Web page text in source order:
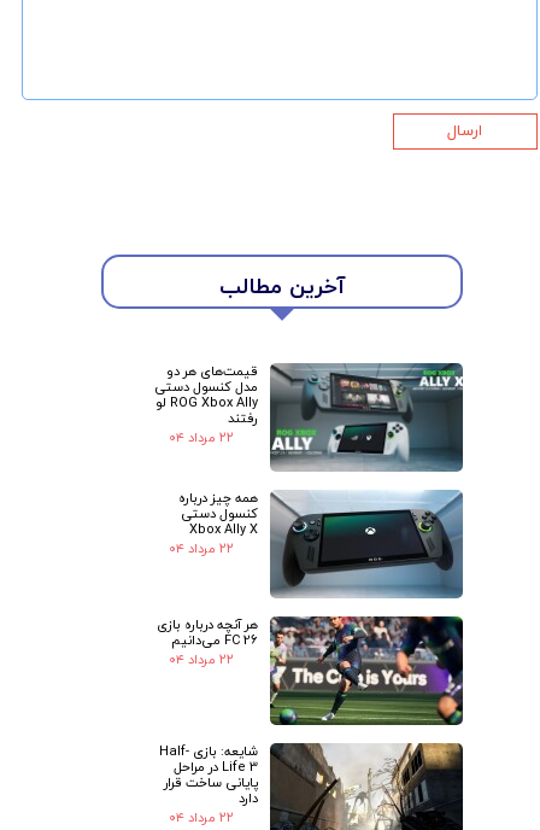
★
آخرین مطالب
قیمت‌های هر دو
مدل کنسول دستی
ROG Xbox Ally لو
رفتند
۲۲ مرداد ۰۴
همه چیز درباره
کنسول دستی
Xbox Ally X
۲۲ مرداد ۰۴
هر آنچه درباره بازی
FC 26 می‌دانیم
۲۲ مرداد ۰۴
شایعه: بازی Half-
Life 3 در مراحل
پایانی ساخت قرار
دارد
۲۲ مرداد ۰۴
ارسال